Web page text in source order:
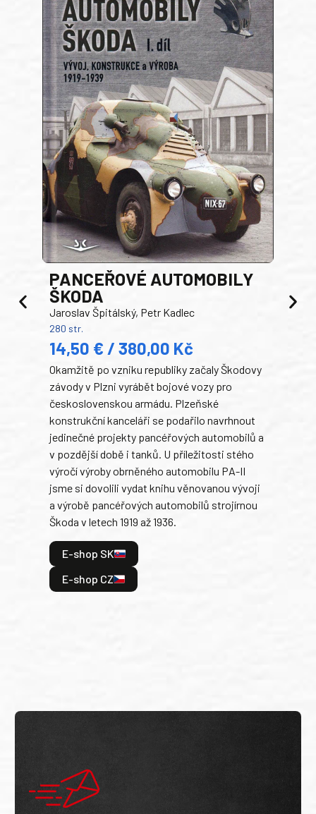
PANCEŘOVÉ AUTOMOBILY
ŠKODA
Jaroslav Špitálský, Petr Kadlec
280 str.
14,50 € / 380,00 Kč
Okamžitě po vzniku republiky začaly Škodovy
závody v Plzni vyrábět bojové vozy pro
československou armádu. Plzeňské
konstrukční kanceláři se podařilo navrhnout
jedinečné projekty pancéřových automobilů a
v pozdější době i tanků. U příležitosti stého
výročí výroby obrněného automobilu PA-II
jsme si dovolili vydat knihu věnovanou vývoji
a výrobě pancéřových automobilů strojírnou
Škoda v letech 1919 až 1936.
E-shop SK
E-shop CZ